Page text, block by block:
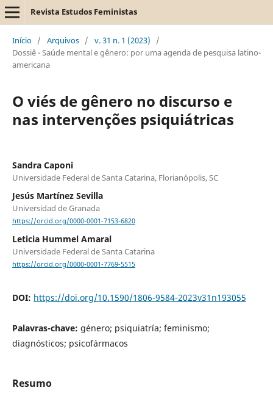
Revista Estudos Feministas
Início / Arquivos / v. 31 n. 1 (2023)
/
Dossiê - Saúde mental e gênero: por uma agenda de pesquisa latino-
americana
O viés de gênero no discurso e
nas intervenções psiquiátricas
Sandra Caponi
Universidade Federal de Santa Catarina, Florianópolis, SC
Jesús Martínez Sevilla
Universidad de Granada
https://orcid.org/0000-0001-7153-6820
Leticia Hummel Amaral
Universidade Federal de Santa Catarina
https://orcid.org/0000-0001-7769-5515
DOI: https://doi.org/10.1590/1806-9584-2023v31n193055
Palavras-chave: género; psiquiatría; feminismo;
diagnósticos; psicofármacos
Resumo